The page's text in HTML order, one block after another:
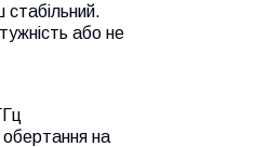
або не
обертання на